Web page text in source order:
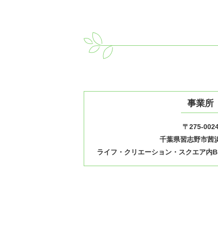
事業所
〒275-
千葉県習志野市茜
ライフ・クリエーション・スクエア内